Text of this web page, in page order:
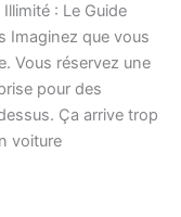
: Le Guide
Imaginez que vous
Vous réservez une
pour des
Ça arrive trop
voiture